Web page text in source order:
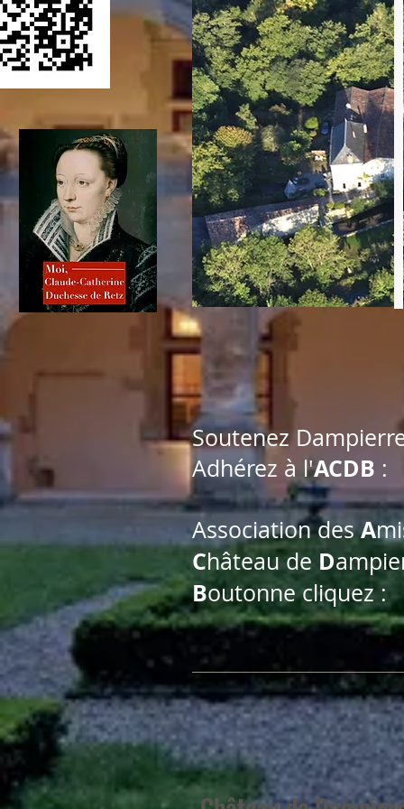
Soutenez
Adhérez à l'ACDB :
Association desA
Château de D
Boutonne cliquez :